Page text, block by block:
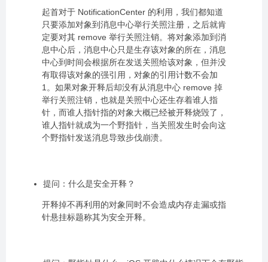
起首对于 NotificationCenter 的利用，我们都知道
只要添加对象到消息中心举行关照注册，之后就肯
定要对其 remove 举行关照注销。将对象添加到消
息中心后，消息中心只是生存该对象的所在，消息
中心到时间会根据所在发送关照给该对象，但并没
有取得该对象的强引用，对象的引用计数不会加
1。如果对象开释后却没有从消息中心 remove 掉
举行关照注销，也就是关照中心还生存着谁人指
针，而谁人指针指的对象大概已经被开释烧毁了，
谁人指针就成为一个野指针，当关照发生时会向这
个野指针发送消息导致步伐崩溃。
提问：什么是安全开释？
开释掉不再利用的对象同时不会造成内存走漏或指
针悬挂标题称其为安全开释。